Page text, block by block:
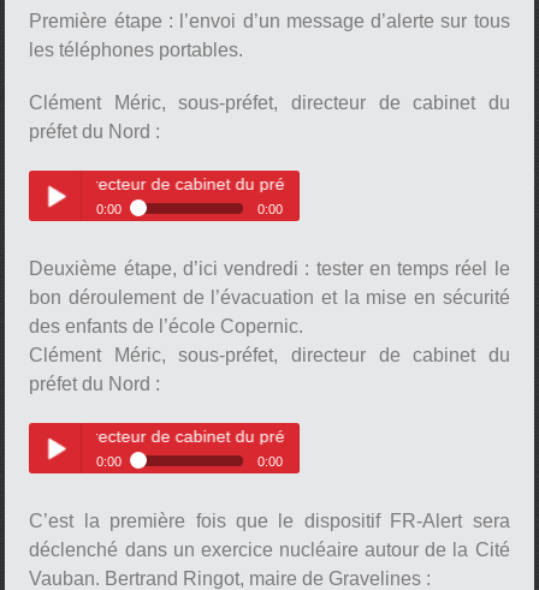
Première étape : l’envoi d’un message d’alerte sur tous
les téléphones portables.
Clément Méric, sous-préfet, directeur de cabinet du
préfet du Nord :
Play /
pause
de cabinet du préfet du Nord
0:00 0:00
directeur de cabinet du préfet du
Nord
Deuxième étape, d’ici vendredi : tester en temps réel le
bon déroulement de l’évacuation et la mise en sécurité
des enfants de l’école Copernic.
Clément Méric, sous-préfet, directeur de cabinet du
préfet du Nord :
Play /
de cabinet du préfet du Nord
0:00 0:00
directeur de cabinet du préfet du
Nord
C’est la première fois que le dispositif FR-Alert sera
déclenché dans un exercice nucléaire autour de la Cité
Vauban. Bertrand Ringot, maire de Gravelines :